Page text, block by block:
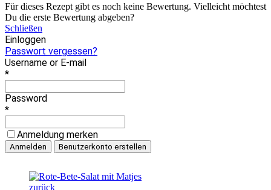
Für dieses Rezept gibt es noch keine Bewertung. Vielleicht möchtest
Du die erste Bewertung abgeben?
Schließen
Einloggen
Passwort vergessen?
Username or E-mail
*
Password
*
Anmeldung merken
zurück